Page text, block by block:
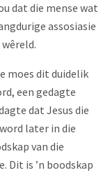
dat die mense wat
assosiasie
wêreld.
moes dit duidelik
een gedagte
dat Jesus die
later in die
van die
Dit is ’n boodskap